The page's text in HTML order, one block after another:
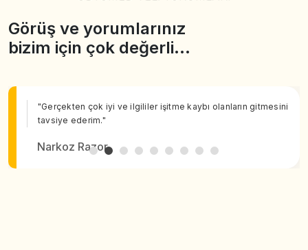
Görüş ve yorumlarınız
bizim için çok değerli…
"Gerçekten çok iyi ve ilgililer işitme kaybı olanların gitmesini
tavsiye ederim."
Narkoz Razor